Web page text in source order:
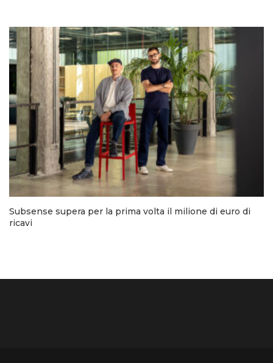
Subsense supera per la prima volta il milione di euro di
ricavi